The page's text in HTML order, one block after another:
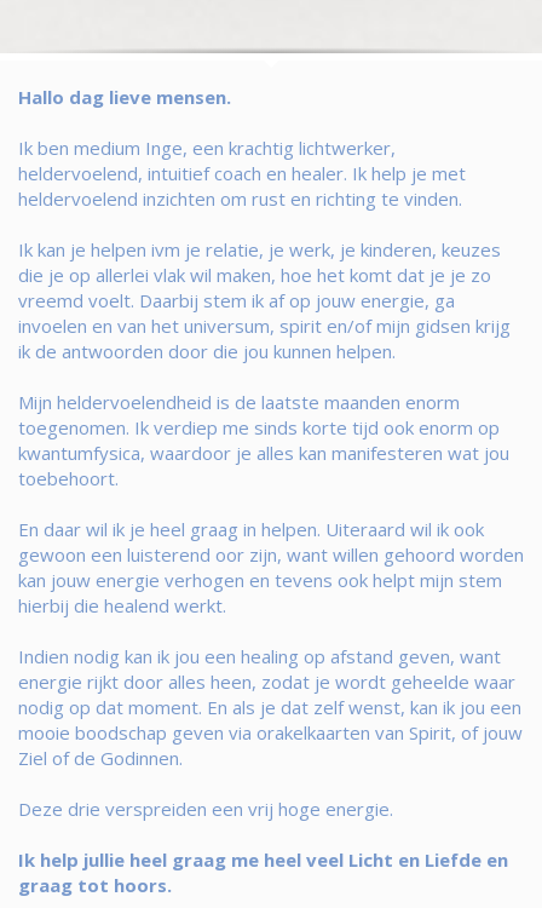
Hallo dag lieve mensen.
Ik ben medium Inge, een krachtig lichtwerker,
heldervoelend, intuitief coach en healer. Ik help je met
heldervoelend inzichten om rust en richting te vinden.
Ik kan je helpen ivm je relatie, je werk, je kinderen, keuzes
die je op allerlei vlak wil maken, hoe het komt dat je je zo
vreemd voelt. Daarbij stem ik af op jouw energie, ga
invoelen en van het universum, spirit en/of mijn gidsen krijg
ik de antwoorden door die jou kunnen helpen.
Mijn heldervoelendheid is de laatste maanden enorm
toegenomen. Ik verdiep me sinds korte tijd ook enorm op
kwantumfysica, waardoor je alles kan manifesteren wat jou
toebehoort.
En daar wil ik je heel graag in helpen. Uiteraard wil ik ook
gewoon een luisterend oor zijn, want willen gehoord worden
kan jouw energie verhogen en tevens ook helpt mijn stem
hierbij die healend werkt.
Indien nodig kan ik jou een healing op afstand geven, want
energie rijkt door alles heen, zodat je wordt geheelde waar
nodig op dat moment. En als je dat zelf wenst, kan ik jou een
mooie boodschap geven via orakelkaarten van Spirit, of jouw
Ziel of de Godinnen.
Deze drie verspreiden een vrij hoge energie.
Ik help jullie heel graag me heel veel Licht en Liefde en
graag tot hoors.